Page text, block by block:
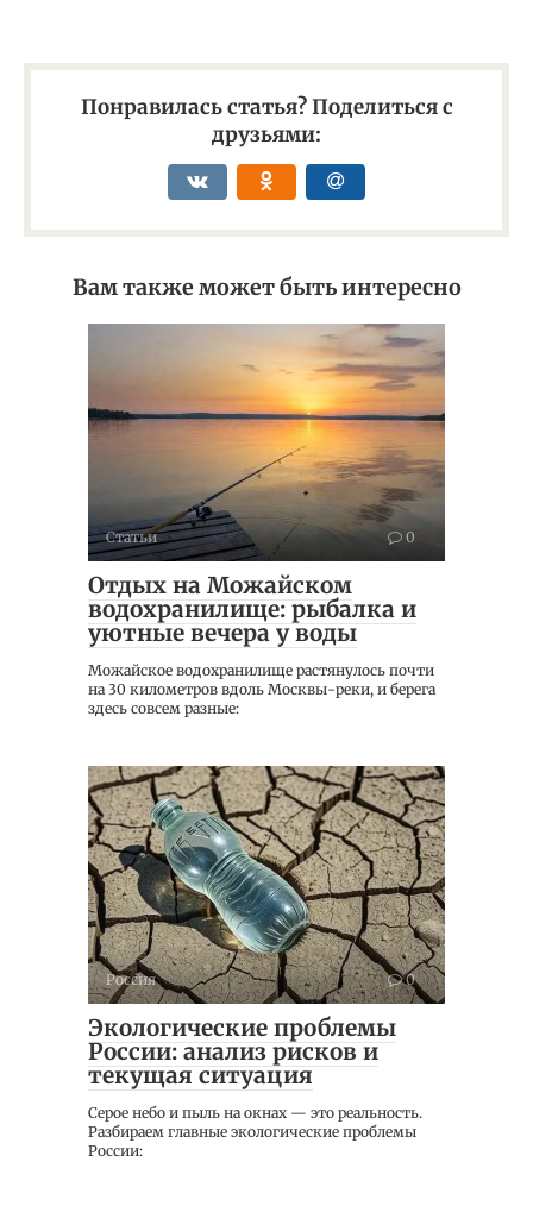
Понравилась статья? Поделиться с
друзьями:
Вам также может быть интересно
Статьи 0
Отдых на Можайском
водохранилище: рыбалка и
уютные вечера у воды
Можайское водохранилище растянулось почти
на 30 километров вдоль Москвы-реки, и берега
здесь совсем разные:
Россия 0
Экологические проблемы
России: анализ рисков и
текущая ситуация
Серое небо и пыль на окнах — это реальность.
Разбираем главные экологические проблемы
России: